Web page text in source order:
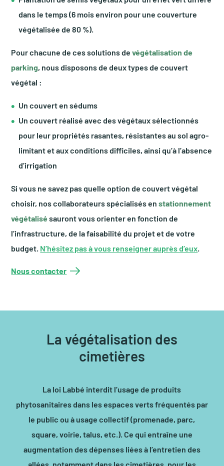
dans le temps (6 mois environ pour une couverture
végétalisée de 80 %).
Pour chacune de ces solutions devégétalisation de
parking, nous disposons de deux types de couvert
végétal :
Un couvert en sédums
Un couvert réalisé avec des végétaux sélectionnés
pour leur propriétés rasantes, résistantes au sol agro-
limitant et aux conditions difficiles, ainsi qu’à l’absence
d’irrigation
Si vous ne savez pas quelle option de couvert végétal
choisir, nos collaborateurs spécialisés enstationnement
végétalisé sauront vous orienter en fonction de
l’infrastructure, de la faisabilité du projet et de votre
budget. N’hésitez pas à vous renseigner auprès d’eux.
Nous contacter
La végétalisation des
cimetières
La loi Labbé interdit l’usage de produits
phytosanitaires dans les espaces verts fréquentés par
le public ou à usage collectif (promenade, parc,
square, voirie, talus, etc.). Ce qui entraîne une
augmentation des dépenses liées à l’entretien des